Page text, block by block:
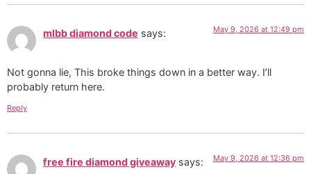
mlbb diamond code says: May 9, 2026 at 12:49 pm
Not gonna lie, This broke things down in a better way. I’ll
probably return here.
Reply
free fire diamond giveaway says: May 9, 2026 at 12:36 pm